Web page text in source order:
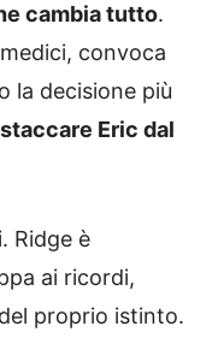
cambia tutto.
convoca
la decisione più
staccare Eric dal
Ridge è
ai ricordi,
proprio istinto.